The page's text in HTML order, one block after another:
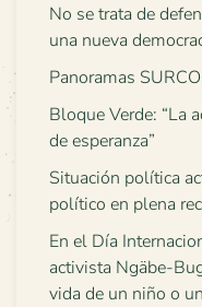
No se trata de
una nueva
Panoramas
Bloque Verde: “La
de esperanza”
Situación política
político en plena
En el Día
activista Ngäbe-
vida de un niño o